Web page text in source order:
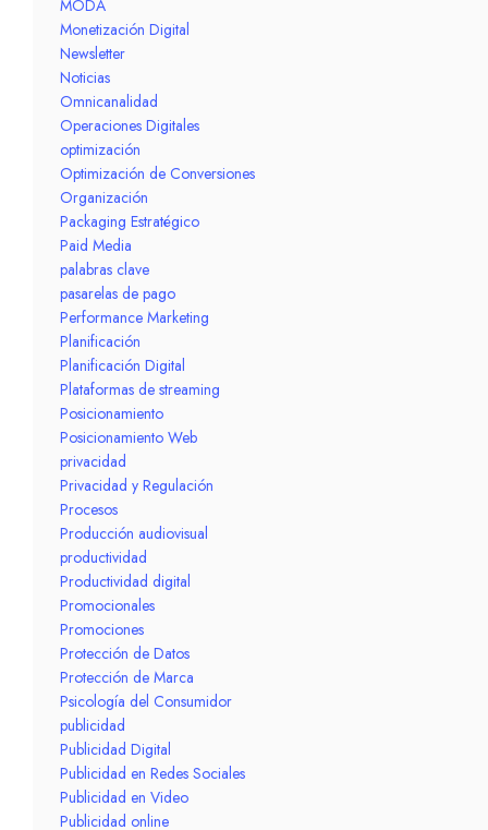
MODA
Monetización Digital
Newsletter
Noticias
Omnicanalidad
Operaciones Digitales
optimización
Optimización de Conversiones
Organización
Packaging Estratégico
Paid Media
palabras clave
pasarelas de pago
Performance Marketing
Planificación
Planificación Digital
Plataformas de streaming
Posicionamiento
Posicionamiento Web
privacidad
Privacidad y Regulación
Procesos
Producción audiovisual
productividad
Productividad digital
Promocionales
Promociones
Protección de Datos
Protección de Marca
Psicología del Consumidor
publicidad
Publicidad Digital
Publicidad en Redes Sociales
Publicidad en Video
Publicidad online